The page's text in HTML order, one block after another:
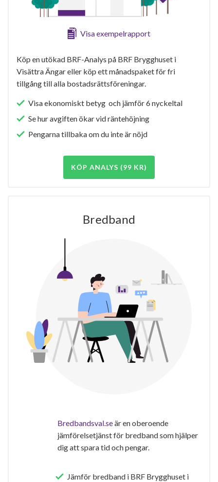
Visa exempelrapport
Köp en utökad BRF-Analys på BRF Brygghuset i
Visättra Ängar eller köp ett månadspaket för fri
tillgång till alla bostadsrättsföreningar.
Visa ekonomiskt betyg och jämför 6 nyckeltal
Se hur avgiften ökar vid räntehöjning
Pengarna tillbaka om du inte är nöjd
KÖP ANALYS (99 KR)
Bredband
Bredbandsval.seär en oberoende
jämförelsetjänst för bredband som hjälper
dig att spara tid och pengar.
Jämför bredband i BRF Brygghuset i